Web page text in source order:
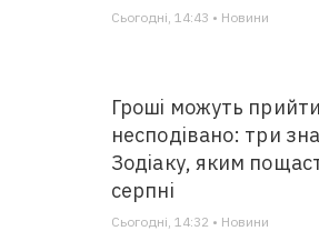
Сьогодні, 14:43 • Новини
Гроші можуть прийти
несподівано: три
Зодіаку, яким
серпні
Сьогодні, 14:32 • Новини